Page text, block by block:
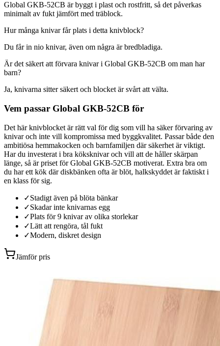
Global GKB-52CB är byggt i plast och rostfritt, så det påverkas
minimalt av fukt jämfört med träblock.
Hur många knivar får plats i detta knivblock?
Du får in nio knivar, även om några är bredbladiga.
Är det säkert att förvara knivar i Global GKB-52CB om man har
barn?
Ja, knivarna sitter säkert och blocket är svårt att välta.
Vem passar Global GKB-52CB för
Det här knivblocket är rätt val för dig som vill ha säker förvaring av
knivar och inte vill kompromissa med byggkvalitet. Passar både den
ambitiösa hemmakocken och barnfamiljen där säkerhet är viktigt.
Har du investerat i bra köksknivar och vill att de håller skärpan
länge, så är priset för Global GKB-52CB motiverat. Extra bra om
du har ett kök där diskbänken ofta är blöt, halkskyddet är faktiskt i
en klass för sig.
✓Stadigt även på blöta bänkar
✓Skadar inte knivarnas egg
✓Plats för 9 knivar av olika storlekar
✓Lätt att rengöra, tål fukt
✓Modern, diskret design
Jämför pris